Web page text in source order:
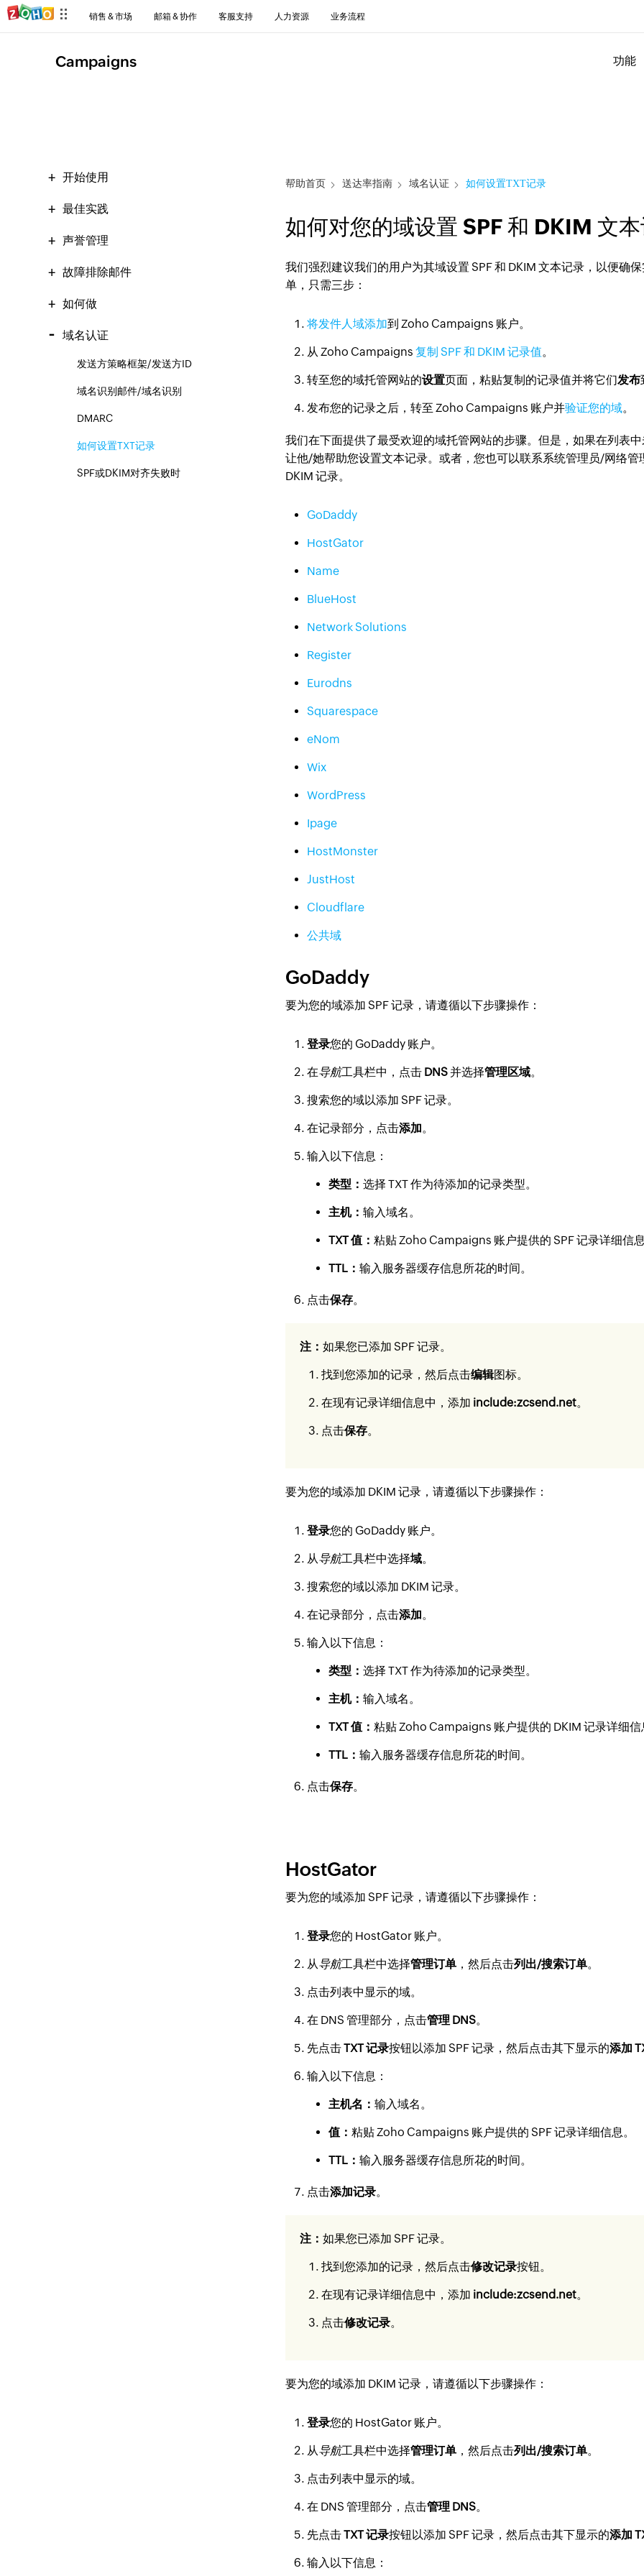
销售 & 市场 邮箱 & 协作 客服支持 人力资源 业务流程
Campaigns 功能
开始使用
最佳实践
声誉管理
故障排除邮件
如何做
域名认证
发送方策略框架/发送方ID
域名识别邮件/域名识别
DMARC
如何设置TXT记录
SPF或DKIM对齐失败时
帮助首页 送达率指南 域名认证 如何设置TXT记录
如何对您的域设置 SPF 和 DKIM 文
我们强烈建议我们的用户为其域设置 SPF 和 DKIM 文本记录，以便确
单，只需三步：
将发件人域添加到 Zoho Campaigns 账户。
从 Zoho Campaigns复制 SPF 和 DKIM 记录值。
转至您的域托管网站的设置页面，粘贴复制的记录值并将它们发布
发布您的记录之后，转至 Zoho Campaigns 账户并验证您的域。
我们在下面提供了最受欢迎的域托管网站的步骤。但是，如果在列表
让他/她帮助您设置文本记录。或者，您也可以联系系统管理员/网络管
DKIM 记录。
GoDaddy
HostGator
Name
BlueHost
Network Solutions
Register
Eurodns
Squarespace
eNom
Wix
WordPress
Ipage
HostMonster
JustHost
Cloudflare
公共域
GoDaddy
要为您的域添加 SPF 记录，请遵循以下步骤操作：
登录您的 GoDaddy 账户。
在导航工具栏中，点击 DNS并选择管理区域。
搜索您的域以添加 SPF 记录。
在记录部分，点击添加。
输入以下信息：
类型：选择 TXT 作为待添加的记录类型。
主机：输入域名。
TXT 值：粘贴 Zoho Campaigns 账户提供的 SPF 记录详细信
TTL：输入服务器缓存信息所花的时间。
点击保存。
注：如果您已添加 SPF 记录。
找到您添加的记录，然后点击编辑图标。
在现有记录详细信息中，添加 include:zcsend.net。
点击保存。
要为您的域添加 DKIM 记录，请遵循以下步骤操作：
登录您的 GoDaddy 账户。
从导航工具栏中选择域。
搜索您的域以添加 DKIM 记录。
在记录部分，点击添加。
输入以下信息：
类型：选择 TXT 作为待添加的记录类型。
主机：输入域名。
TXT 值：粘贴 Zoho Campaigns 账户提供的 DKIM 记录详细信
TTL：输入服务器缓存信息所花的时间。
点击保存。
HostGator
要为您的域添加 SPF 记录，请遵循以下步骤操作：
登录您的 HostGator 账户。
从导航工具栏中选择管理订单 ，然后点击列出/搜索订单。
点击列表中显示的域。
在 DNS 管理部分，点击管理 DNS。
先点击TXT 记录按钮以添加 SPF 记录，然后点击其下显示的添加
输入以下信息：
主机名：输入域名。
值：粘贴 Zoho Campaigns 账户提供的 SPF 记录详细信息。
TTL：输入服务器缓存信息所花的时间。
点击添加记录。
注：如果您已添加 SPF 记录。
找到您添加的记录，然后点击修改记录按钮。
在现有记录详细信息中，添加 include:zcsend.net。
点击修改记录。
要为您的域添加 DKIM 记录，请遵循以下步骤操作：
登录您的 HostGator 账户。
从导航工具栏中选择管理订单 ，然后点击列出/搜索订单。
点击列表中显示的域。
在 DNS 管理部分，点击管理 DNS。
先点击TXT 记录按钮以添加 SPF 记录，然后点击其下显示的添加
输入以下信息：